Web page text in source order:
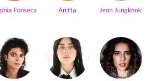
Fonseca Anitta Jeon Jungkook